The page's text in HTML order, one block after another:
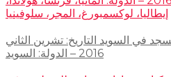
إيطاليا، لوكسمبورغ، المجر، سلوفينيا
في السويد التاريخ: تشرين الثاني
2016 – الدولة: السويد